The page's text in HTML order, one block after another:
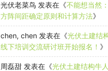
光伏老菜鸟 发表在《不能想当然
方阵间距确定原则和计算方法》
chen, chen 发表在《光伏土建结
线下培训交流研讨班开始报名！ 》
周磊甜 发表在《光伏土建结构牛